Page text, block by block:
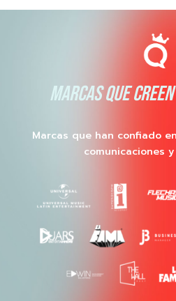
MARCAS QUE
Marcas que han confiado
comunicaciones